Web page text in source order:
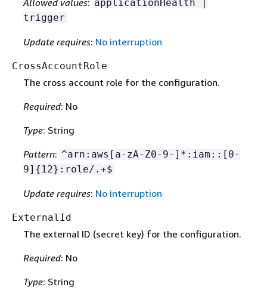
Allowed values: applicationHealth |
trigger
Update requires: No interruption
CrossAccountRole
The cross account role for the configuration.
Required: No
Type: String
Pattern: ^arn:aws[a-zA-Z0-9-]*:iam::[0-
9] { 12}:role/.+$
Update requires: No interruption
ExternalId
The external ID (secret key) for the configuration.
Required: No
Type: String